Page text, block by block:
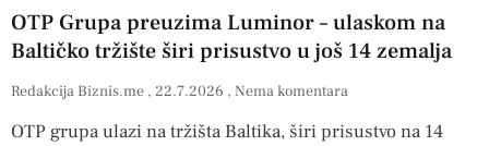
OTP Grupa preuzima Luminor – ulaskom na
Baltičko tržište širi prisustvo u još 14 zemalja
Redakcija Biznis.me 22.7.2026 Nema komentara
OTP grupa ulazi na tržišta Baltika, širi prisustvo na 14